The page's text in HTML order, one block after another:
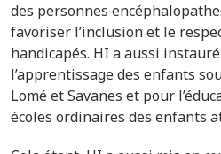
des personnes
favoriser l’inclusion et le
handicapés. HI a aussi
l’apprentissage des enfants
Lomé et Savanes et pour
écoles ordinaires des enfants